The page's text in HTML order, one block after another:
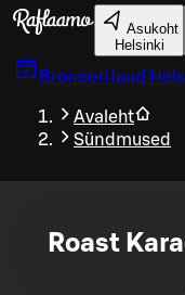
Liigu peamise sisu
Asukoht
Helsinki
Broneeri laud
Avaleht
Sündmused
Roast